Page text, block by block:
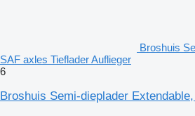
Broshuis
SAF axles Tieflader Auflieger
6
Broshuis Semi-dieplader